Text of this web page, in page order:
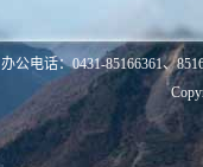
办公电话：0431-85166361、